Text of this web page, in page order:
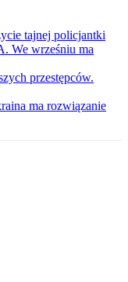
tajnej policjantki
We wrześniu ma
przestępców.
ma rozwiązanie